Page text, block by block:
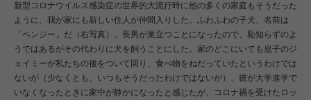
新型コロナウイルス感染症の世界的大流行時に他の多くの家庭もそうだった
ように、我が家にも新しい住人が仲間入りした。ふわふわの子犬、名前は
「ベンジー」だ（右写真）。長男が巣立つことになったので、恥知らずのよ
うではあるがその代わりに犬を飼うことにした。家のどこにいても息子のジ
ェイミーが私たちの後をついて回り、食べ物をねだっていたというわけでは
ないが（少なくとも、いつもそうだったわけではないが）、彼が大学進学で
いなくなったときに家中が静かになったと感じたが、コロナ禍を受けたロッ